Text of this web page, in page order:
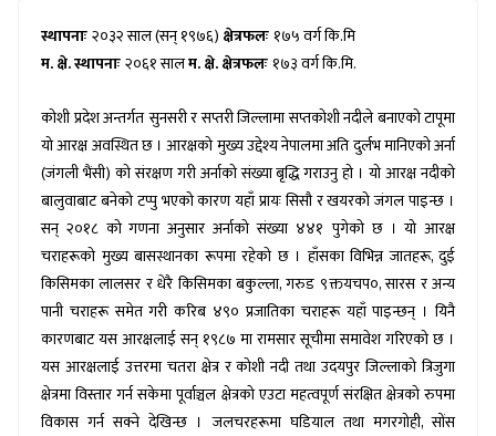
स्थापनाः२०३२ साल (सन् १९७६) क्षेत्रफलः१७५ वर्ग कि.मि
म. क्षे. स्थापनाः२०६१ सालम. क्षे. क्षेत्रफलः१७३ वर्ग कि.मि.
कोशी प्रदेश अन्तर्गतसुनसरी र सप्तरी जिल्लामा सप्तकोशी नदीले बनाएको टापूमा
यो आरक्ष अवस्थित छ । आरक्षको मुख्य उद्देश्य नेपालमा अति दुर्लभ मानिएको अर्ना
(जंगली भैंसी) को संरक्षण गरी अर्नाको संख्या बृद्धि गराउनु हो । यो आरक्ष नदीको
बालुवाबाट बनेको टप्पु भएको कारण यहाँ प्रायः सिसौ र खयरको जंगल पाइन्छ ।
सन् २०१८ को गणना अनुसार अर्नाको संख्या ४४१ पुगेको छ । यो आरक्ष
चराहरूको मुख्य बासस्थानका रूपमा रहेको छ । हाँसका विभिन्न जातहरू, दुई
किसिमका लालसर र धेरै किसिमका बकुल्ला,गरुड ९क्तयचप०,सारस र अन्य
पानी चराहरू समेत गरी करिब ४९० प्रजातिका चराहरू यहाँ पाइन्छन् । यिनै
कारणबाट यस आरक्षलाई सन् १९८७ मा रामसार सूचीमा समावेश गरिएको छ ।
यस आरक्षलाई उत्तरमा चतरा क्षेत्र र कोशी नदी तथा उदयपुर जिल्लाको त्रिजुगा
क्षेत्रमा विस्तार गर्न सकेमा पूर्वाञ्चल क्षेत्रको एउटा महत्वपूर्ण संरक्षित क्षेत्रको रुपमा
विकास गर्न सक्ने देखिन्छ । जलचरहरूमा घडियाल तथा मगरगोही,सोंस